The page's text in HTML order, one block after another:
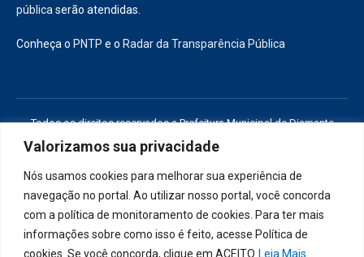
Valorizamos sua privacidade
Nós usamos cookies para melhorar sua experiência de
navegação no portal. Ao utilizar nosso portal, você concorda
com a política de monitoramento de cookies. Para ter mais
informações sobre como isso é feito, acesse Política de
cookies. Se você concorda, clique em ACEITO Leia Mais
pública serão atendidas.
Conheça o PNTP e o Radar da Transparência Pública
Todos os direitos reservados a Prefeitura Municipal de Diamante
D’Oeste
Mapa do Site
Acessar Área Administrativa
Acessar o Webmail